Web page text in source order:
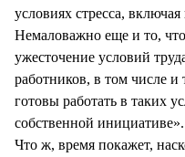
условиях стресса,
Немаловажно еще и то,
ужесточение условий
работников, в том числе
готовы работать в таких
собственной инициативе».
Что ж, время покажет,